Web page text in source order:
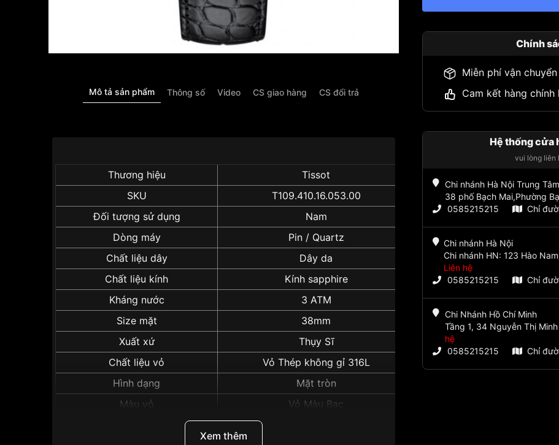
Mô tả sản phẩm Thông số Video CS giao hàng CS đổi trả
Thương hiệu
Tissot
SKU
T109.410.16.053.00
Đối tượng sử dụng
Nam
Dòng máy
Pin / Quartz
Chất liệu dây
Dây da
Chất liệu kính
Kính sapphire
Kháng nước
3 ATM
Size mặt
38mm
Xuất xứ
Thụy Sĩ
Chất liệu vỏ
Vỏ Thép không gỉ 316L
Hình dạng
Mặt tròn
Màu vỏ
Vỏ Màu Bạc
Xem thêm
Chính
Miễn phí vận chuyển
Cam kết hàng chính
Hệ thống cửa
vui lòng liên
Chi nhánh Hà Nội Trung
38 phố Bạch Mai,Phường
0585215215
Chỉ
Chi nhánh Hà Nội
Chi nhánh HN: 123 Hào
Liên hệ
0585215215
Chỉ
Chi Nhánh Hồ Chí Minh
Tầng 1, 34 Nguyễn Thị
hệ
0585215215
Chỉ